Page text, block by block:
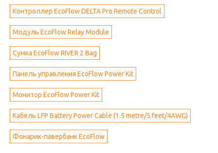
Контроллер EcoFlow DELTA Pro Remote Control
Модуль EcoFlow Relay Module
Сумка EcoFlow RIVER 2 Bag
Панель управления EcoFlow Power Kit
Монитор EcoFlow Power Kit
Кабель LFP Battery Power Cable (1.5 metre/5 feet/4AWG)
Фонарик-павербанк EcoFlow